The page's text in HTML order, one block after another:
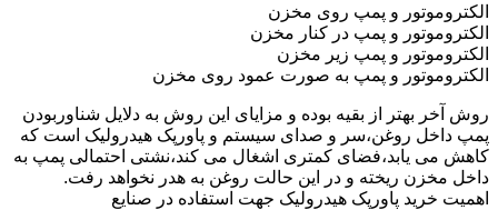
الکتروموتور و پمپ روی مخزن
الکتروموتور و پمپ در کنار مخزن
الکتروموتور و پمپ زیر مخزن
الکتروموتور و پمپ به صورت عمود روی مخزن
روش آخر بهتر از بقیه بوده و مزایای این روش به دلایل شناوربودن
پمپ داخل روغن،سر و صدای سیستم و پاورپک هیدرولیک است که
کاهش می یابد،فضای کمتری اشغال می کند،نشتی احتمالی پمپ به
داخل مخزن ریخته و در این حالت روغن به هدر نخواهد رفت.
اهمیت خرید پاورپک هیدرولیک جهت استفاده در صنایع